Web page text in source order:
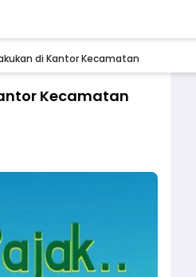
di Kantor Kecamatan
Kecamatan